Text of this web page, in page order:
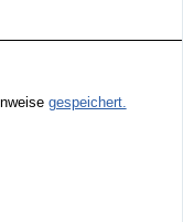
gespeichert.